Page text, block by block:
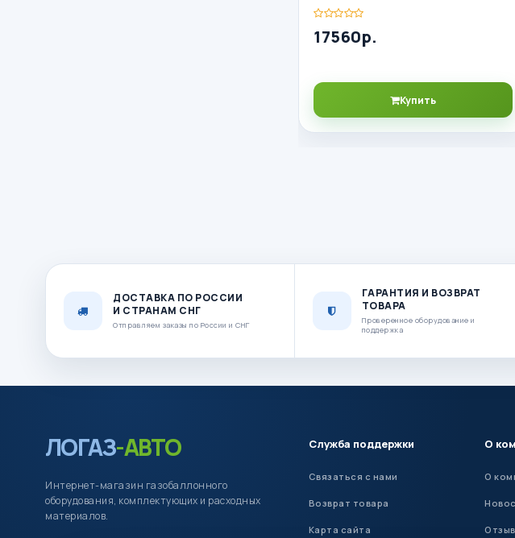
17560р.
Купить
ДОСТАВКА ПО РОССИИ
И СТРАНАМ СНГ
Отправляем заказы по России и СНГ
ГАРАНТИЯ И ВОЗВРАТ
ТОВАРА
Проверенное оборудование и
поддержка
ЛОГАЗ-АВТО
Интернет-магазин газобаллонного
оборудования, комплектующих и расходных
материалов.
Служба поддержки
Связаться с нами
Возврат товара
Карта сайта
О
О